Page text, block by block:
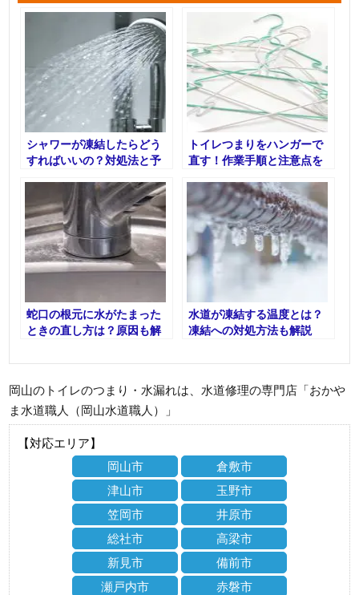
シャワーが凍結したらどう
すればいいの？対処法と予
トイレつまりをハンガーで
直す！作業手順と注意点を
蛇口の根元に水がたまった
ときの直し方は？原因も解
水道が凍結する温度とは？
凍結への対処方法も解説
岡山のトイレのつまり・水漏れは、水道修理の専門店「おかや
ま水道職人（岡山水道職人）」
【対応エリア】
岡山市
倉敷市
津山市
玉野市
笠岡市
井原市
総社市
高梁市
新見市
備前市
瀬戸内市
赤磐市